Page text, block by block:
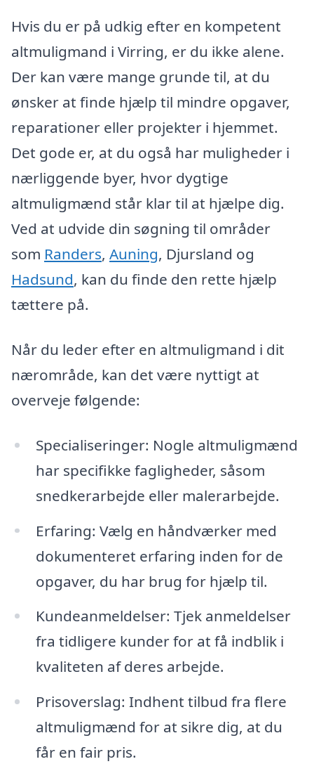
Hvis du er på udkig efter en kompetent
altmuligmand i Virring, er du ikke alene.
Der kan være mange grunde til, at du
ønsker at finde hjælp til mindre opgaver,
reparationer eller projekter i hjemmet.
Det gode er, at du også har muligheder i
nærliggende byer, hvor dygtige
altmuligmænd står klar til at hjælpe dig.
Ved at udvide din søgning til områder
som Randers, Auning, Djursland og
Hadsund, kan du finde den rette hjælp
tættere på.
Når du leder efter en altmuligmand i dit
nærområde, kan det være nyttigt at
overveje følgende:
Specialiseringer: Nogle altmuligmænd
har specifikke fagligheder, såsom
snedkerarbejde eller malerarbejde.
Erfaring: Vælg en håndværker med
dokumenteret erfaring inden for de
opgaver, du har brug for hjælp til.
Kundeanmeldelser: Tjek anmeldelser
fra tidligere kunder for at få indblik i
kvaliteten af deres arbejde.
Prisoverslag: Indhent tilbud fra flere
altmuligmænd for at sikre dig, at du
får en fair pris.